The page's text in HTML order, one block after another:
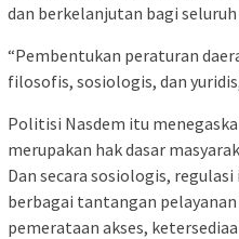
dan berkelanjutan bagi
“Pembentukan peraturan
filosofis, sosiologis, dan
Politisi Nasdem itu
merupakan hak dasar
Dan secara sosiologis,
berbagai tantangan
pemerataan akses,